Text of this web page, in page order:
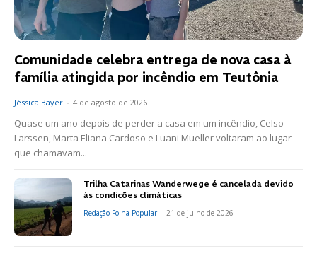
Comunidade celebra entrega de nova casa à
família atingida por incêndio em Teutônia
Jéssica Bayer - 4 de agosto de 2026
Quase um ano depois de perder a casa em um incêndio, Celso
Larssen, Marta Eliana Cardoso e Luani Mueller voltaram ao lugar
que chamavam...
Trilha Catarinas Wanderwege é cancelada devido
às condições climáticas
Redação Folha Popular - 21 de julho de 2026